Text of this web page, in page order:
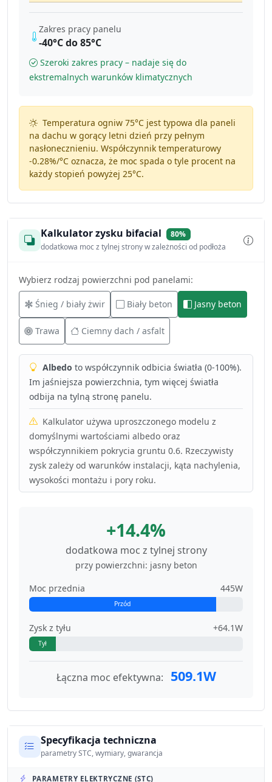
Zakres pracy panelu
-40°C do 85°C
Szeroki zakres pracy – nadaje się do
ekstremalnych warunków klimatycznych
Temperatura ogniw 75°C jest typowa dla paneli
na dachu w gorący letni dzień przy pełnym
nasłonecznieniu. Współczynnik temperaturowy
-0.28%/°Coznacza, że moc spada o tyle procent na
każdy stopień powyżej 25°C.
Kalkulator zysku bifacial
80%
dodatkowa moc z tylnej strony w zależności od podłoża
Wybierz rodzaj powierzchni pod panelami:
Śnieg / biały żwir Biały beton Jasny beton
Trawa Ciemny dach / asfalt
Albedo to współczynnik odbicia światła (0-100%).
Im jaśniejsza powierzchnia, tym więcej światła
odbija na tylną stronę panelu.
Kalkulator używa uproszczonego modelu z
domyślnymi wartościami albedo oraz
współczynnikiem pokrycia gruntu 0.6. Rzeczywisty
zysk zależy od warunków instalacji, kąta nachylenia,
wysokości montażu i pory roku.
+14.4%
dodatkowa moc z tylnej strony
przy powierzchni: jasny beton
Moc przednia
445W
Przód
Zysk z tyłu +64.1W
Tył
Łączna moc efektywna: 509.1W
Specyfikacja techniczna
parametry STC, wymiary, gwarancja
PARAMETRY ELEKTRYCZNE (STC)